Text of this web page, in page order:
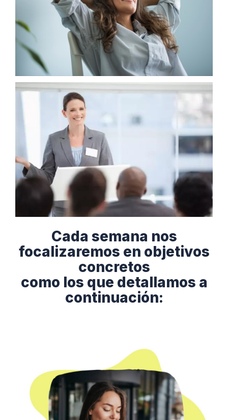
Cada semana nos
focalizaremos en objetivos
concretos
como los que detallamos a
continuación: